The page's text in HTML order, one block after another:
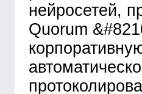
нейросетей,
Quorum